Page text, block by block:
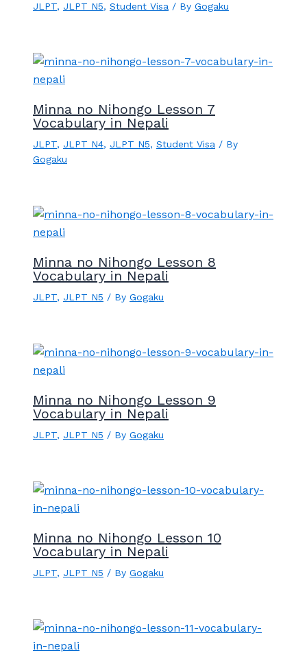
JLPT, JLPT N5, Student Visa / By Gogaku
Minna no Nihongo Lesson 7
Vocabulary in Nepali
JLPT, JLPT N4, JLPT N5, Student Visa / By
Gogaku
Minna no Nihongo Lesson 8
Vocabulary in Nepali
JLPT, JLPT N5 / By Gogaku
Minna no Nihongo Lesson 9
Vocabulary in Nepali
JLPT, JLPT N5 / By Gogaku
Minna no Nihongo Lesson 10
Vocabulary in Nepali
JLPT, JLPT N5 / By Gogaku